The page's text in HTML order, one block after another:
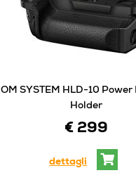
OM SYSTEM HLD-10
Holder
€ 299
dettagli